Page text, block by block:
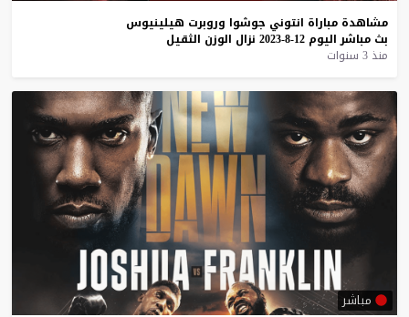
مشاهدة مباراة انتوني جوشوا وروبرت هيلينيوس
بث مباشر اليوم 12-8-2023 نزال الوزن الثقيل
منذ 3 سنوات
مباشر